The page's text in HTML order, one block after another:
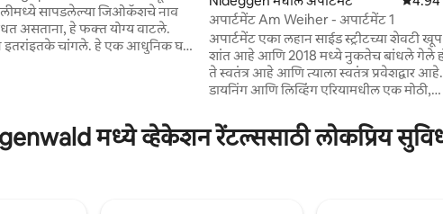
सापडलेल्या जिओकॅशचे नाव
असताना, हे फक्त योग्य वाटले.
चांगले. हे एक आधुनिक घर
अभ्यागतांसाठी आदर्श.
संगीत आणि मुलांसह कुटुंबांसाठी
अपार्टमेंट Am Weiher - अपार्टमेंट 1
अपार्टमेंट एका लहान साईड स्ट्रीटच्या शेवटी खूप
शांत आहे आणि 2018 मध्ये नुकतेच बांधले गेले
ते स्वतंत्र आहे आणि त्याला स्वतंत्र प्रवेशद्वार आहे.
डायनिंग आणि लिव्हिंग एरियामधील एक मोठी,
आजूबाजूच्या सर्वात खोल जागेचे अनोखे अंतर
देते, जे तुम्ही बाल्कनीतून देखील पाहू शकता.
किमी पर्यंत). मोठ्या बाथरूममध्ये तुम्हाला वॉशिंग
मध्ये व्हेकेशन रेंटल्ससाठी लोकप्रिय